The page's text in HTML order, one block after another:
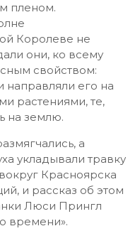
пленом.
Королеве не
они, ко всему
свойством:
направляли его на
растениями, те,
на землю.
а
укладывали травку
Красноярска
и рассказ об этом
Люси Прингл
времени».